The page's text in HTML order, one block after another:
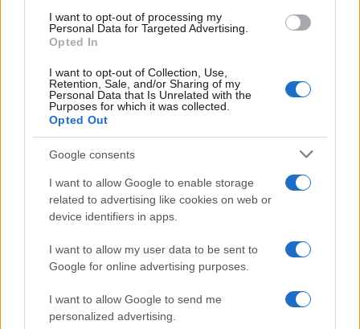
I want to opt-out of processing my
Personal Data for Targeted Advertising.
Opted In
I want to opt-out of Collection, Use,
Retention, Sale, and/or Sharing of my
Personal Data that Is Unrelated with the
Purposes for which it was collected.
Opted Out
Google consents
I want to allow Google to enable storage
related to advertising like cookies on web or
device identifiers in apps.
I want to allow my user data to be sent to
Google for online advertising purposes.
I want to allow Google to send me
personalized advertising.
pure. Ma insistere con l’aritmetica è un esercizio
troppo difficile. Immergiamoci allora più in
piena. Ad esempio, potremmo trovare godimento
nelle conseguenze – qualunque esse siano –
dell’antico monito:
non riusciamo ad essere piacevolmente colpiti da
alcuna conseguenza della licenza, così
graziosamente concessaci, di andar fuori di testa,
concludere a tarallucci e vino, come s’usa dire, le
circostanze che la vita ci offre, ci sia di
consolazione almeno quelsemel
: l’esperienza del
passato ci insegna che le uniche cose che